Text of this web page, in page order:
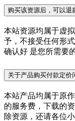
购买该资源后，可以退
本站资源均属于虚
予，不接受任何形
确认好 是您所需要
关于产品购买付款定价
本站产品均属于原
的服务费，下载的
除资源，还请各位